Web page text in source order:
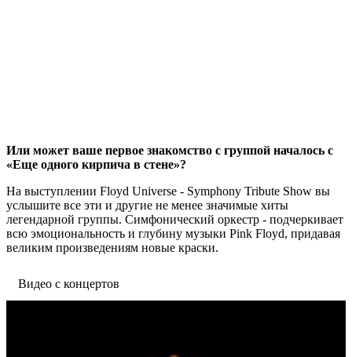
Или может ваше первое знакомство с группой началось с
«Еще одного кирпича в стене»?
На выступлении Floyd Universe - Symphony Tribute Show вы
услышите все эти и другие не менее значимые хиты
легендарной группы. Симфонический оркестр - подчеркивает
всю эмоциональность и глубину музыки Pink Floyd, придавая
великим произведениям новые краски.
Видео с концертов